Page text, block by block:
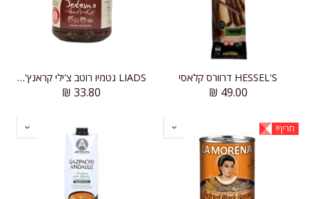
HESSEL'S דרוורס קלאסי
49.00
₪
LIADS גטמיו רוטב צ'ילי קראנץ' אסייתי
33.80
₪
חריף!